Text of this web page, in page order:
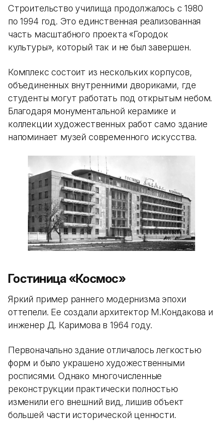
Строительство училища продолжалось с 1980
по 1994 год. Это единственная реализованная
часть масштабного проекта «Городок
культуры», который так и не был завершен.
Комплекс состоит из нескольких корпусов,
объединенных внутренними двориками, где
студенты могут работать под открытым небом.
Благодаря монументальной керамике и
коллекции художественных работ само здание
напоминает музей современного искусства.
Гостиница «Космос»
Яркий пример раннего модернизма эпохи
оттепели. Ее создали архитектор М.Кондакова и
инженер Д. Каримова в 1964 году.
Первоначально здание отличалось легкостью
форм и было украшено художественными
росписями. Однако многочисленные
реконструкции практически полностью
изменили его внешний вид, лишив объект
большей части исторической ценности.